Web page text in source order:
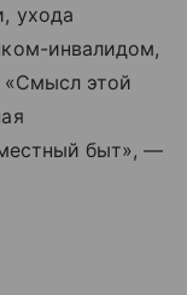
ухода
инвалидом,
«Смысл этой
быт», —